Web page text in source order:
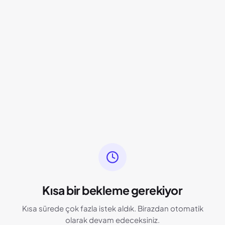
Kısa bir bekleme gerekiyor
Kısa sürede çok fazla istek aldık. Birazdan otomatik
olarak devam edeceksiniz.